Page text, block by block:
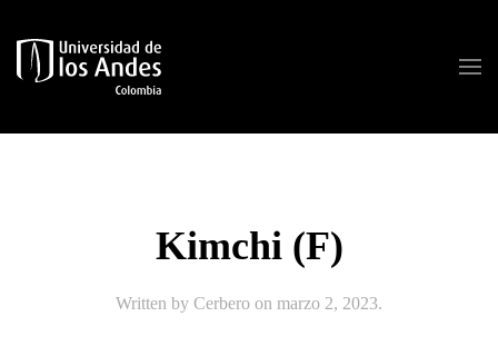
Skip to main content
Kimchi (F)
Written by Cerbero on marzo 2, 2023.